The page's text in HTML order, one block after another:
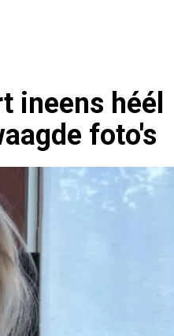
ineens héél
foto's